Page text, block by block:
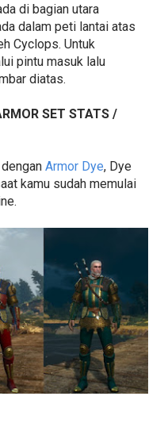
di bagian utara
dalam peti lantai atas
Cyclops. Untuk
pintu masuk lalu
diatas.
SET STATS /
Armor Dye, Dye
kamu sudah memulai